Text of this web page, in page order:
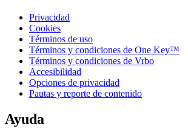
Privacidad
Cookies
Términos de uso
Términos y condiciones de One Key™
Términos y condiciones de Vrbo
Accesibilidad
Opciones de privacidad
Pautas y reporte de contenido
Ayuda